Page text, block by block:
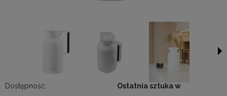
Dostępność:
Ostatnia sztuka w